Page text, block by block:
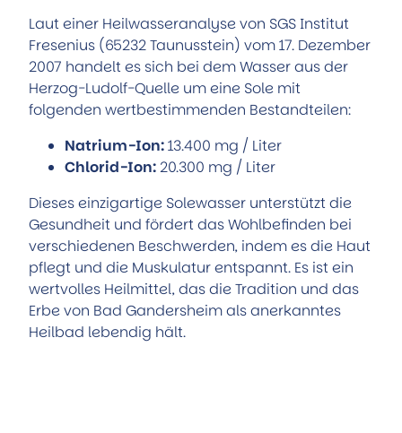
Laut einer Heilwasseranalyse von SGS Institut
Fresenius (65232 Taunusstein) vom 17. Dezember
2007 handelt es sich bei dem Wasser aus der
Herzog-Ludolf-Quelle um eine Sole mit
folgenden wertbestimmenden Bestandteilen:
Natrium-Ion:13.400 mg / Liter
Chlorid-Ion:20.300 mg / Liter
Dieses einzigartige Solewasser unterstützt die
Gesundheit und fördert das Wohlbefinden bei
verschiedenen Beschwerden, indem es die Haut
pflegt und die Muskulatur entspannt. Es ist ein
wertvolles Heilmittel, das die Tradition und das
Erbe von Bad Gandersheim als anerkanntes
Heilbad lebendig hält.